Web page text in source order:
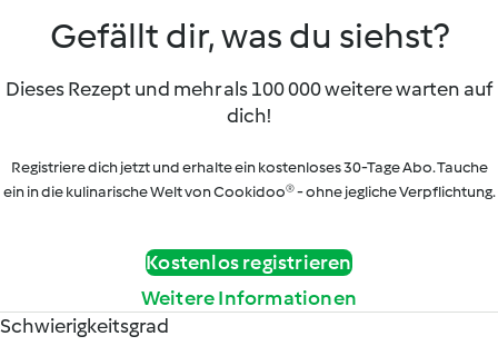
Gefällt dir, was du siehst?
Dieses Rezept und mehr als 100 000 weitere warten auf
dich!
Registriere dich jetzt und erhalte ein kostenloses 30-Tage Abo. Tauche
ein in die kulinarische Welt von Cookidoo® - ohne jegliche Verpflichtung.
Kostenlos registrieren
Weitere Informationen
Schwierigkeitsgrad